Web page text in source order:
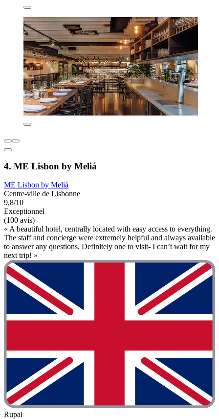
4. ME Lisbon by Meliá
ME Lisbon by Meliá
Centre-ville de Lisbonne
9,8/10
Exceptionnel
(100 avis)
« A beautiful hotel, centrally located with easy access to everything.
The staff and concierge were extremely helpful and always available
to answer any questions. Definitely one to visit- I can’t wait for my
next trip! »
Rupal